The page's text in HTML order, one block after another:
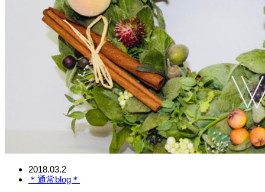
2018.03.2
＊通常blog＊